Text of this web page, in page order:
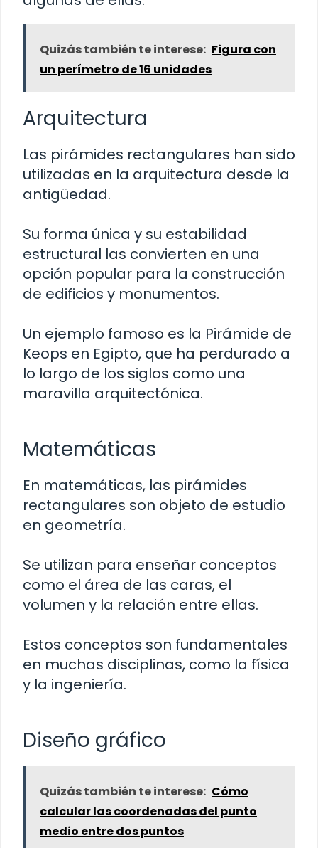
Quizás también te interese: Figura con
un perímetro de 16 unidades
Arquitectura
Las pirámides rectangulares han sido
utilizadas en la arquitectura desde la
antigüedad.
Su forma única y su estabilidad
estructural las convierten en una
opción popular para la construcción
de edificios y monumentos.
Un ejemplo famoso es la Pirámide de
Keops en Egipto, que ha perdurado a
lo largo de los siglos como una
maravilla arquitectónica.
Matemáticas
En matemáticas, las pirámides
rectangulares son objeto de estudio
en geometría.
Se utilizan para enseñar conceptos
como el área de las caras, el
volumen y la relación entre ellas.
Estos conceptos son fundamentales
en muchas disciplinas, como la física
y la ingeniería.
Diseño gráfico
Quizás también te interese: Cómo
calcular las coordenadas del punto
medio entre dos puntos